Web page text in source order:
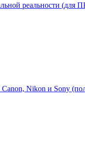
реальности (для
Nikon и Sony